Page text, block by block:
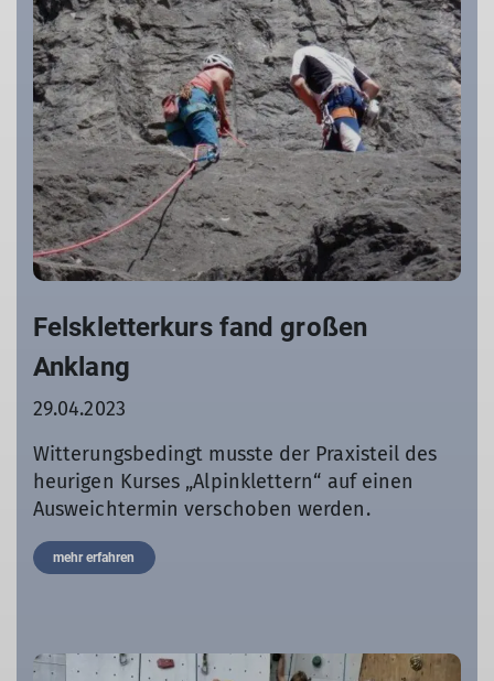
Felskletterkurs fand großen
Anklang
29.04.2023
Witterungsbedingt musste der Praxisteil des
heurigen Kurses „Alpinklettern“ auf einen
Ausweichtermin verschoben werden.
mehr erfahren